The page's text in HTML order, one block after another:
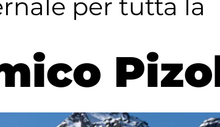
per tutta la